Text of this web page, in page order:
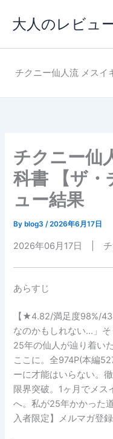
ス
大人のレビュ
チクニー仙人流 メスイ
チクニー仙
科書 【ザ
ュー結果
By blog3/2026年6月17日
2026年06月17日 |
あらすじ
【★4.82/満足度98%/
なのかもしれない…」
25年の仙人が辿り着い
ここに。全974P(本編
ーに才能はいらない。
限界突破。1ヶ月でメ
へ。私が25年かかった
入者限定】メルマガ登